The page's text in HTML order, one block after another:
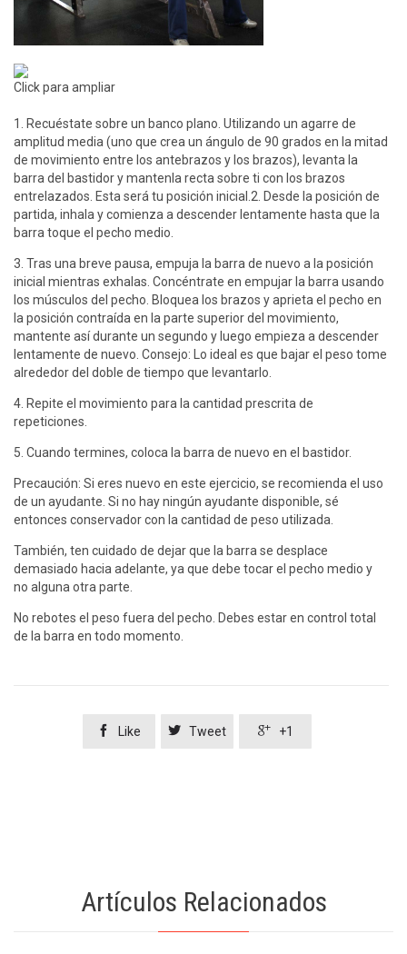
Click para ampliar
1. Recuéstate sobre un banco plano. Utilizando un agarre de
amplitud media (uno que crea un ángulo de 90 grados en la mitad
de movimiento entre los antebrazos y los brazos), levanta la
barra del bastidor y mantenla recta sobre ti con los brazos
entrelazados. Esta será tu posición inicial.2. Desde la posición de
partida, inhala y comienza a descender lentamente hasta que la
barra toque el pecho medio.
3. Tras una breve pausa, empuja la barra de nuevo a la posición
inicial mientras exhalas. Concéntrate en empujar la barra usando
los músculos del pecho. Bloquea los brazos y aprieta el pecho en
la posición contraída en la parte superior del movimiento,
mantente así durante un segundo y luego empieza a descender
lentamente de nuevo. Consejo: Lo ideal es que bajar el peso tome
alrededor del doble de tiempo que levantarlo.
4. Repite el movimiento para la cantidad prescrita de
repeticiones.
5. Cuando termines, coloca la barra de nuevo en el bastidor.
Precaución: Si eres nuevo en este ejercicio, se recomienda el uso
de un ayudante. Si no hay ningún ayudante disponible, sé
entonces conservador con la cantidad de peso utilizada.
También, ten cuidado de dejar que la barra se desplace
demasiado hacia adelante, ya que debe tocar el pecho medio y
no alguna otra parte.
No rebotes el peso fuera del pecho. Debes estar en control total
de la barra en todo momento.
 Like  Tweet  +1
Artículos Relacionados